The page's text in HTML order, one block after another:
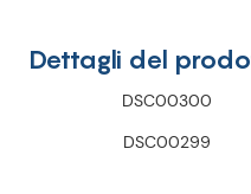
Dettagli del